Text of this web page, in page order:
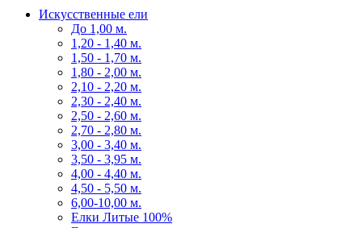
Искусственные ели
До 1,00 м.
1,20 - 1,40 м.
1,50 - 1,70 м.
1,80 - 2,00 м.
2,10 - 2,20 м.
2,30 - 2,40 м.
2,50 - 2,60 м.
2,70 - 2,80 м.
3,00 - 3,40 м.
3,50 - 3,95 м.
4,00 - 4,40 м.
4,50 - 5,50 м.
6,00-10,00 м.
Елки Литые 100%